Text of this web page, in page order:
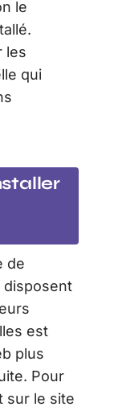
le
les
qui
de
disposent
est
plus
Pour
sur le site